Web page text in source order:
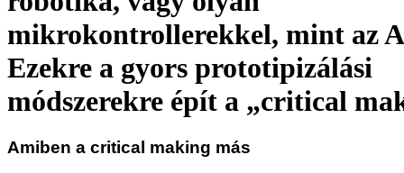
mikrokontrollerekkel, mint az
Ezekre a gyors prototipizálási
módszerekre épít a „critical
Amiben a critical making más